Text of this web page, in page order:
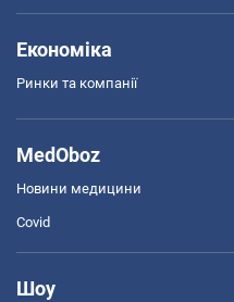
Економіка
Ринки та компанії
MedOboz
Новини медицини
Covid
Шоу